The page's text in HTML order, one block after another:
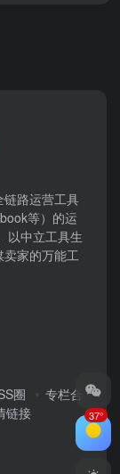
路运营工具
等）​的运
以中立工具生
家的万能工
圈
专栏合
链接 37°